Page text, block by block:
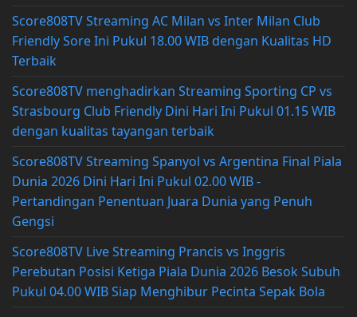
Score808TV Streaming AC Milan vs Inter Milan Club
Friendly Sore Ini Pukul 18.00 WIB dengan Kualitas HD
Terbaik
Score808TV menghadirkan Streaming Sporting CP vs
Strasbourg Club Friendly Dini Hari Ini Pukul 01.15 WIB
dengan kualitas tayangan terbaik
Score808TV Streaming Spanyol vs Argentina Final Piala
Dunia 2026 Dini Hari Ini Pukul 02.00 WIB -
Pertandingan Penentuan Juara Dunia yang Penuh
Gengsi
Score808TV Live Streaming Prancis vs Inggris
Perebutan Posisi Ketiga Piala Dunia 2026 Besok Subuh
Pukul 04.00 WIB Siap Menghibur Pecinta Sepak Bola